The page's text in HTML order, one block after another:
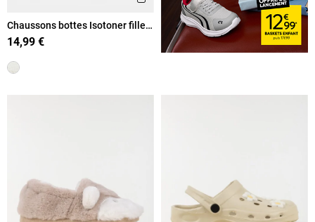
Chaussons bottes Isotoner fille
(31-36)
14,99 €